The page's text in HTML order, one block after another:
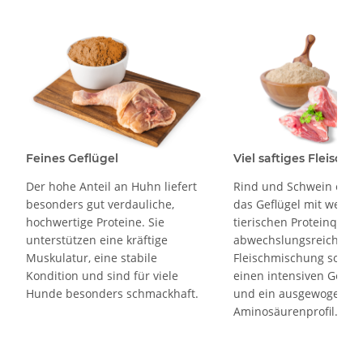
Feines Geflügel
Der hohe Anteil an Huhn liefert
besonders gut verdauliche,
hochwertige Proteine. Sie
unterstützen eine kräftige
Muskulatur, eine stabile
Kondition und sind für viele
Hunde besonders schmackhaft.
Viel saftiges Fleisch
Rind und Schwein
das Geflügel mit
tierischen
abwechslungsreiche
Fleischmischung sorgt
einen intensiven
und ein ausgewogenes
Aminosäurenprofil.